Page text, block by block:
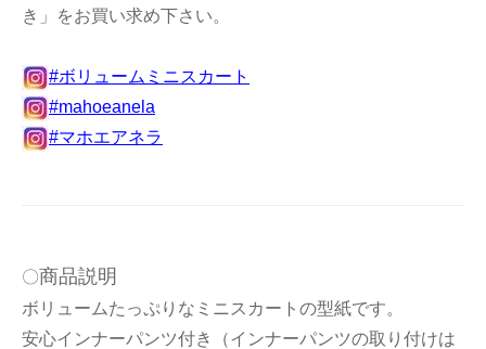
き」をお買い求め下さい。
#ボリュームミニスカート
#mahoeanela
#マホエアネラ
〇商品説明
ボリュームたっぷりなミニスカートの型紙です。
安心インナーパンツ付き（インナーパンツの取り付けは